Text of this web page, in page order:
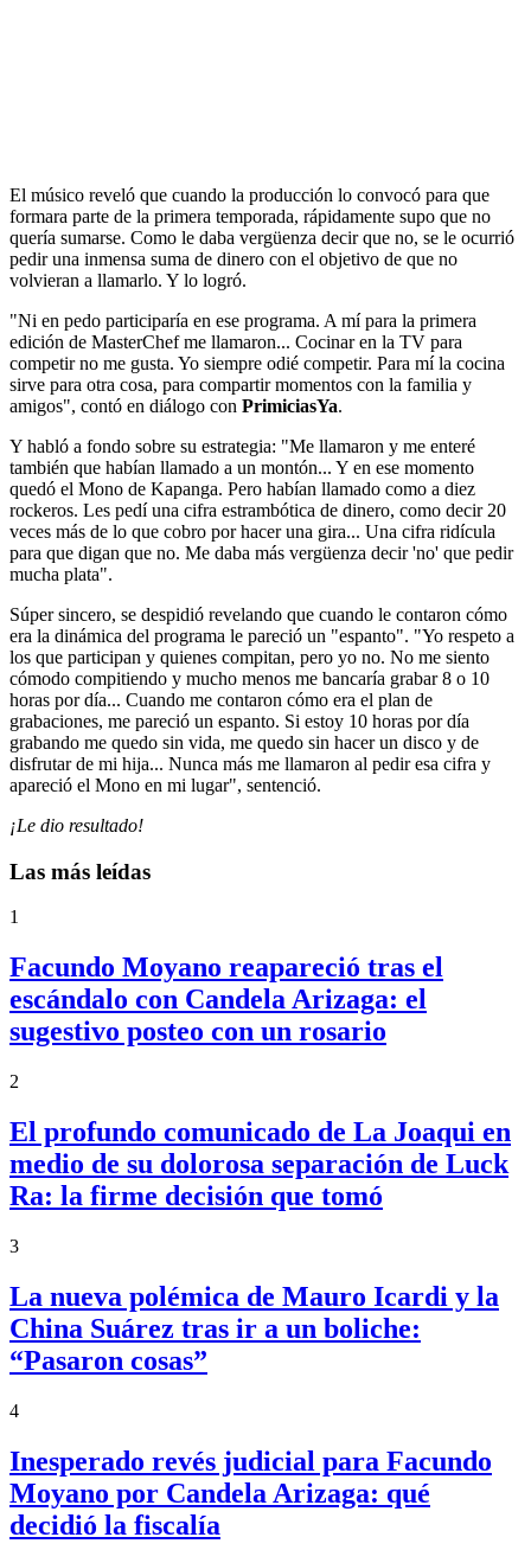
El músico reveló que cuando la producción lo convocó para que
formara parte de la primera temporada, rápidamente supo que no
quería sumarse. Como le daba vergüenza decir que no, se le ocurrió
pedir una inmensa suma de dinero con el objetivo de que no
volvieran a llamarlo. Y lo logró.
"Ni en pedo participaría en ese programa. A mí para la primera
edición de MasterChef me llamaron... Cocinar en la TV para
competir no me gusta. Yo siempre odié competir. Para mí la cocina
sirve para otra cosa, para compartir momentos con la familia y
amigos", contó en diálogo con PrimiciasYa.
Y habló a fondo sobre su estrategia: "Me llamaron y me enteré
también que habían llamado a un montón... Y en ese momento
quedó el Mono de Kapanga. Pero habían llamado como a diez
rockeros. Les pedí una cifra estrambótica de dinero, como decir 20
veces más de lo que cobro por hacer una gira... Una cifra ridícula
para que digan que no. Me daba más vergüenza decir 'no' que pedir
mucha plata".
Súper sincero, se despidió revelando que cuando le contaron cómo
era la dinámica del programa le pareció un "espanto". "Yo respeto a
los que participan y quienes compitan, pero yo no. No me siento
cómodo compitiendo y mucho menos me bancaría grabar 8 o 10
horas por día... Cuando me contaron cómo era el plan de
grabaciones, me pareció un espanto. Si estoy 10 horas por día
grabando me quedo sin vida, me quedo sin hacer un disco y de
disfrutar de mi hija... Nunca más me llamaron al pedir esa cifra y
apareció el Mono en mi lugar", sentenció.
¡Le dio resultado!
Las más leídas
1
Facundo Moyano reapareció tras el
escándalo con Candela Arizaga: el
sugestivo posteo con un rosario
2
El profundo comunicado de La Joaqui en
medio de su dolorosa separación de Luck
Ra: la firme decisión que tomó
3
La nueva polémica de Mauro Icardi y la
China Suárez tras ir a un boliche:
“Pasaron cosas”
4
Inesperado revés judicial para Facundo
Moyano por Candela Arizaga: qué
decidió la fiscalía